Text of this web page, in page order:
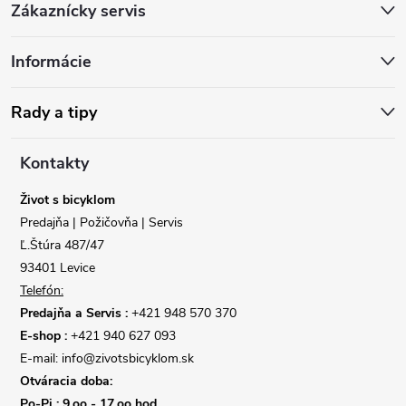
p
ä
Zákaznícky servis
Informácie
Rady a tipy
Kontakty
Život s bicyklom
Predajňa | Požičovňa | Servis
Ľ.Štúra 487/47
93401 Levice
Telefón:
Predajňa a Servis : +421 948 570 370
E-shop : +421 940 627 093
E-mail: info@zivotsbicyklom.sk
Otváracia doba: